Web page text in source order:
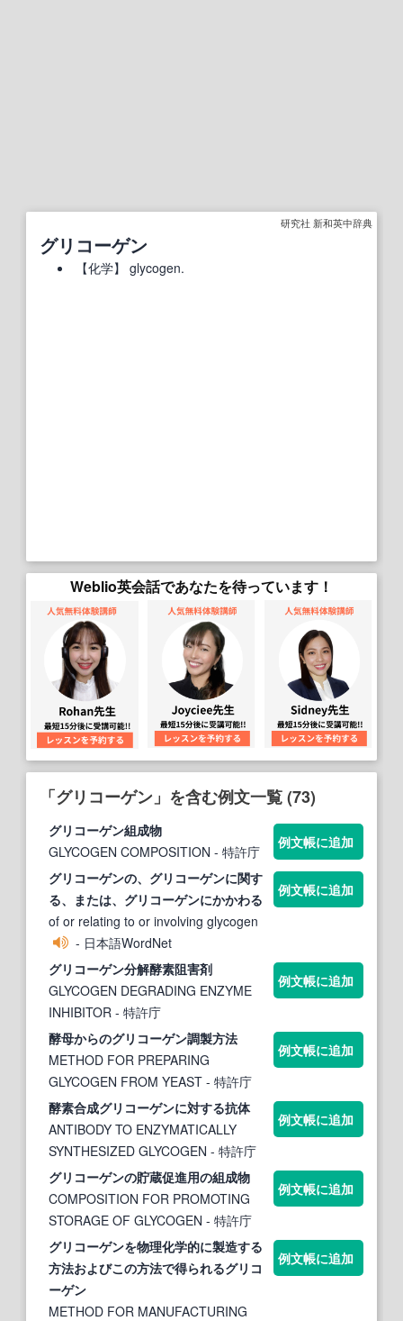
研究社 新和英中辞典
グリコーゲン
【化学】 glycogen.
Weblio英会話であなたを待っています！
「グリコーゲン」を含む例文一覧 (73)
グリコーゲン組成物
GLYCOGEN COMPOSITION - 特許庁
例文帳に追加
グリコーゲンの、 グリコーゲンに関す
る、または、 グリコーゲンにかかわる
of or relating to or involving glycogen
- 日本語WordNet
例文帳に追加
グリコーゲン分解酵素阻害剤
GLYCOGEN DEGRADING ENZYME
INHIBITOR - 特許庁
例文帳に追加
酵母からのグリコーゲン調製方法
METHOD FOR PREPARING
GLYCOGEN FROM YEAST - 特許庁
例文帳に追加
酵素合成グリコーゲンに対する抗体
ANTIBODY TO ENZYMATICALLY
SYNTHESIZED GLYCOGEN - 特許庁
例文帳に追加
グリコーゲンの貯蔵促進用の組成物
COMPOSITION FOR PROMOTING
STORAGE OF GLYCOGEN - 特許庁
例文帳に追加
グリコーゲンを物理化学的に製造する
方法およびこの方法で得られるグリコ
ーゲン
METHOD FOR MANUFACTURING
例文帳に追加